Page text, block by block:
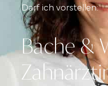
Darf ich vorstellen:
Bache &